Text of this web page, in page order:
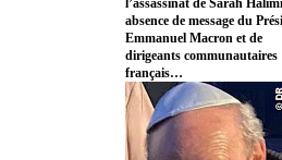
absence de message du
Emmanuel Macron et de
dirigeants communautaires
français…